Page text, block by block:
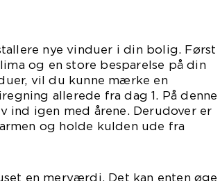
nye vinduer i din bolig. Først
og en store besparelse på din
vil du kunne mærke en
allerede fra dag 1. På denne
ind igen med årene. Derudover er
og holde kulden ude fra
en merværdi. Det kan enten øge